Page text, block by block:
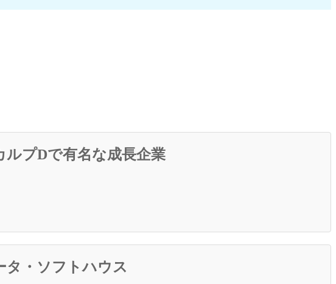
ルプDで有名な成長企業
タ・ソフトハウス